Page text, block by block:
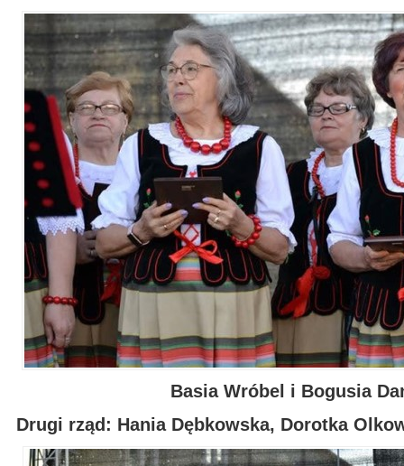
Basia Wróbel i Bogusia
Drugi rząd: Hania Dębkowska, Dorotka